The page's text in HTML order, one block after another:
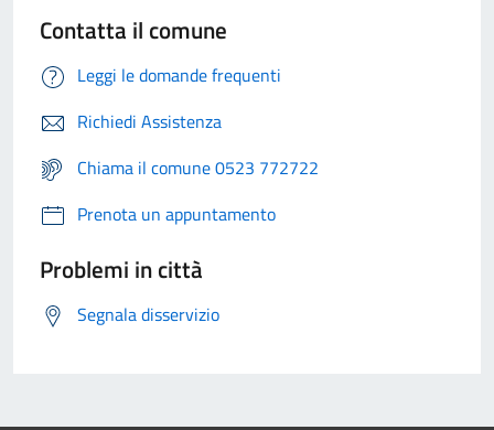
Contatta il comune
Leggi le domande frequenti
Richiedi Assistenza
Chiama il comune 0523 772722
Prenota un appuntamento
Problemi in città
Segnala disservizio